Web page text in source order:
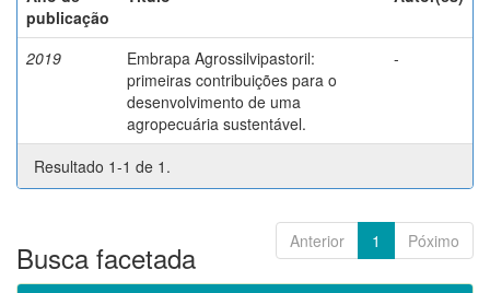
publicação
2019
Embrapa Agrossilvipastoril:
primeiras contribuições para o
desenvolvimento de uma
agropecuária sustentável.
-
Resultado 1-1 de 1.
Anterior 1 Póximo
Busca facetada